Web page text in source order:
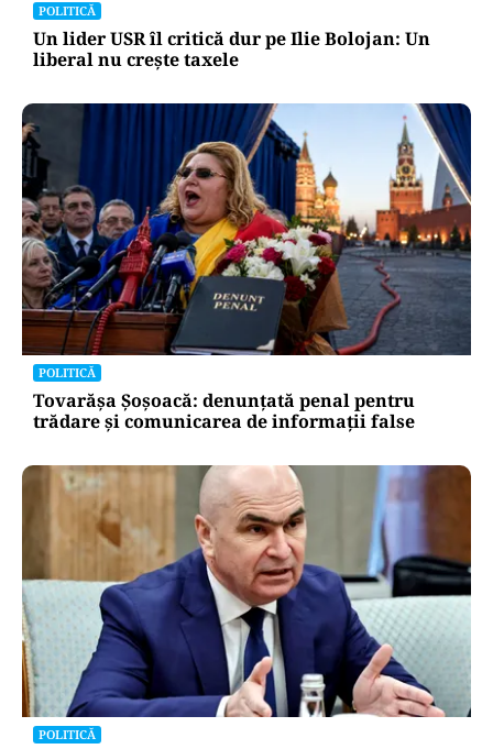
POLITICĂ
Un lider USR îl critică dur pe Ilie Bolojan: Un
liberal nu crește taxele
POLITICĂ
Tovarășa Șoșoacă: denunțată penal pentru
trădare și comunicarea de informații false
POLITICĂ